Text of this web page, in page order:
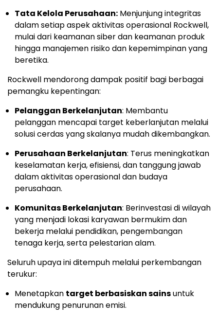
Tata Kelola Perusahaan: Menjunjung integritas
dalam setiap aspek aktivitas operasional Rockwell,
mulai dari keamanan siber dan keamanan produk
hingga manajemen risiko dan kepemimpinan yang
beretika.
Rockwell mendorong dampak positif bagi berbagai
pemangku kepentingan:
Pelanggan Berkelanjutan: Membantu
pelanggan mencapai target keberlanjutan melalui
solusi cerdas yang skalanya mudah dikembangkan.
Perusahaan Berkelanjutan: Terus meningkatkan
keselamatan kerja, efisiensi, dan tanggung jawab
dalam aktivitas operasional dan budaya
perusahaan.
Komunitas Berkelanjutan: Berinvestasi di wilayah
yang menjadi lokasi karyawan bermukim dan
bekerja melalui pendidikan, pengembangan
tenaga kerja, serta pelestarian alam.
Seluruh upaya ini ditempuh melalui perkembangan
terukur:
Menetapkan target berbasiskan sainsuntuk
mendukung penurunan emisi.